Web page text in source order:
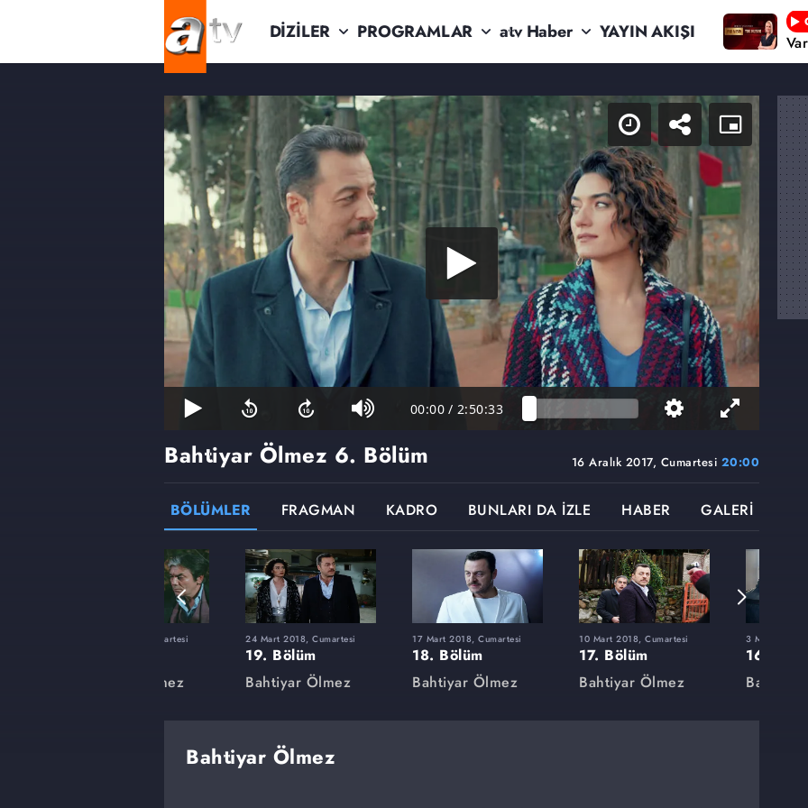
DİZİLER PROGRAMLAR atv Haber YAYIN AKIŞI
00:00 / 2:50:33
16 Aralık 2017, Cumartesi 20:00
Bahtiyar Ölmez 6. Bölüm
BÖLÜMLER FRAGMAN KADRO BUNLARI DA İZLE HABER GALERİ
9 Aralık 2017, Cumartesi
Bahtiyar Ölmez
24 Mart 2018, Cumartesi
19. Bölüm
Bahtiyar Ölmez
17 Mart 2018, Cumartesi
18. Bölüm
Bahtiyar Ölmez
10 Mart 2018, Cumartesi
17. Bölüm
Bahtiyar Ölmez
3 Mart 2018,
16. Bölüm
Bahtiyar
Bahtiyar Ölmez